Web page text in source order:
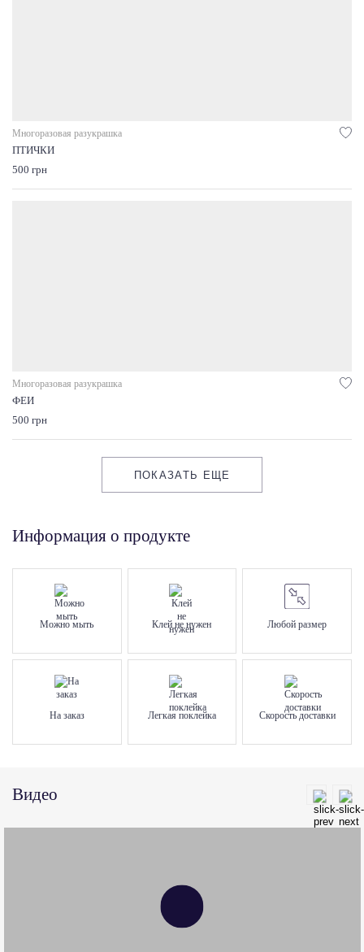
Многоразовая разукрашка
ПТИЧКИ
500 грн
Многоразовая разукрашка
ФЕИ
500 грн
ПОКАЗАТЬ ЕЩЕ
Информация о продукте
Можно мыть Клей не нужен Любой размер
На заказ Легкая поклейка Скорость доставки
Видео